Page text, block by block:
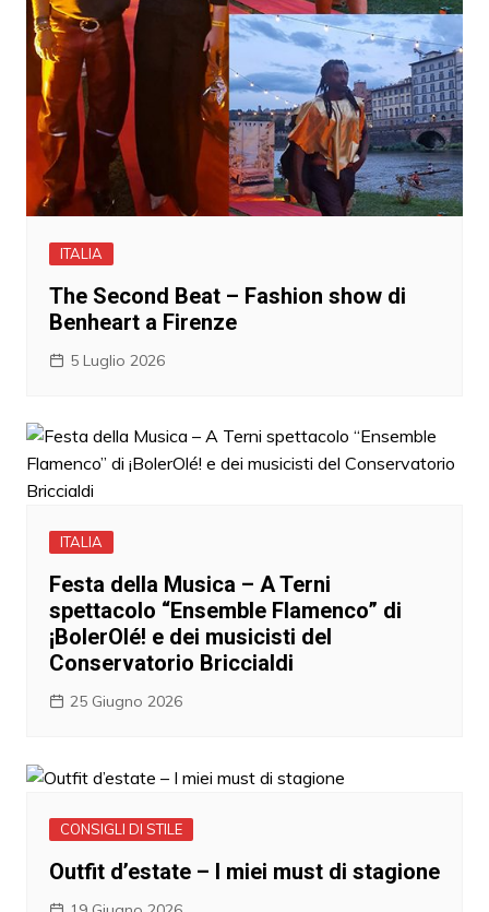
ITALIA
The Second Beat – Fashion show di
Benheart a Firenze
5 Luglio 2026
ITALIA
Festa della Musica – A Terni
spettacolo “Ensemble Flamenco” di
¡BolerOlé! e dei musicisti del
Conservatorio Briccialdi
25 Giugno 2026
CONSIGLI DI STILE
Outfit d’estate – I miei must di stagione